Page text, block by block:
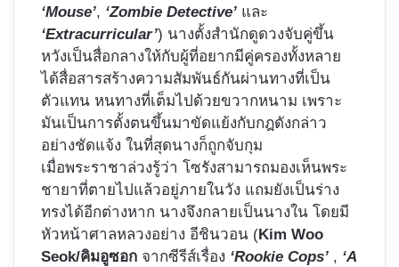
‘Mouse’, ‘Zombie Detective’ และ
‘Extracurricular’) นางตั้งสำนักดูดวงจับคู่ขึ้น
หวังเป็นสื่อกลางให้กับผู้ที่อยากมีคู่ครองทั้งหลาย
ได้สื่อสารสร้างความสัมพันธ์กันผ่านทางที่เป็น
ตัวแทน หนทางที่เต็มไปด้วยขวากหนาม เพราะ
มันเป็นการตั้งตนขึ้นมาขัดแย้งกับกฎดังกล่าว
อย่างชัดแจ้ง ในที่สุดนางก็ถูกจับกุม
เมื่อพระราชาล่วงรู้ว่า โซรังสามารถมองเห็นพระ
ชายาที่ตายไปแล้วอยู่ภายในวัง แถมยังเป็นร่าง
ทรงได้อีกต่างหาก นางจึงกลายเป็นนางใน โดยมี
หัวหน้าศาลหลวงอย่าง อีชินวอน (Kim Woo
Seok/คิมอูซอก จากซีรีส์เรื่อง ‘Rookie Cops’ , ‘A